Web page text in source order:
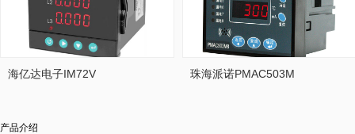
海亿达电子IM72V 珠海派诺PMAC503M
产品介绍